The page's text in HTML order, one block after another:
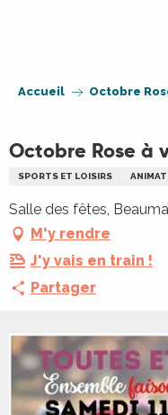
Accueil Octobre
Octobre Rose à
SPORTS ET LOISIRS
Salle des fêtes,
M'y rendre
J'y vais en train !
Partager